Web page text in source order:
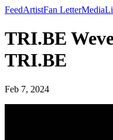
FeedArtistFan LetterMedia
TRI.BE
TRI.BE
Feb 7, 2024